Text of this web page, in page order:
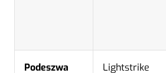
Podeszwa
Lightstrike